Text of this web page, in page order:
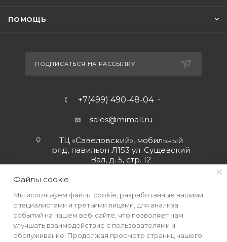
ПОМОЩЬ
ПОДПИСАТЬСЯ НА РАССЫЛКУ
+7(499) 490-48-04
sales@mimall.ru
ТЦ «Савеловский», мобильный
ряд, павильон Л153 ул. Сущевский
Вал, д. 5, стр. 12
Файлы cookie
Мы используем файлы cookie, разработанные нашими
специалистами и третьими лицами, для анализа
событий на нашем веб-сайте, что позволяет нам
улучшать взаимодействие с пользователями и
обслуживание. Продолжая просмотр страниц нашего